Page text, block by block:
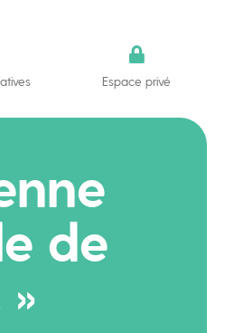
Espace privé
de